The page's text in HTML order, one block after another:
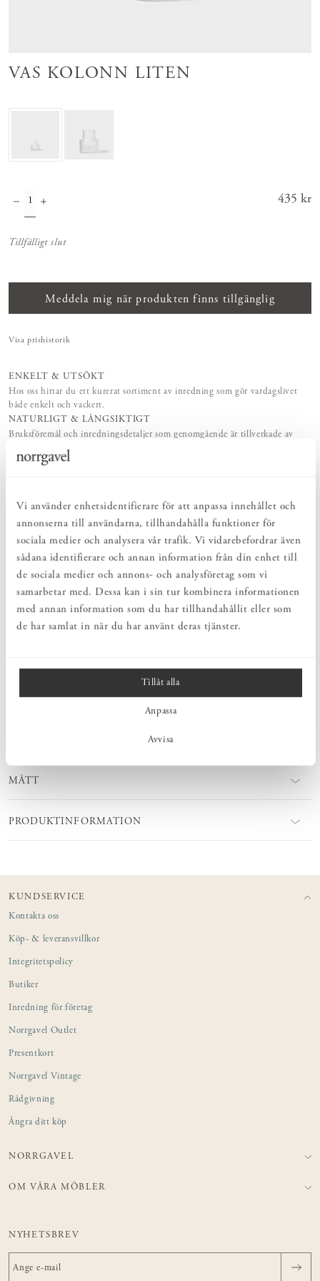
Vi använder enhetsidentifierare för att anpassa innehållet och
annonserna till användarna, tillhandahålla funktioner för
sociala medier och analysera vår trafik. Vi vidarebefordrar även
sådana identifierare och annan information från din enhet till
de sociala medier och annons- och analysföretag som vi
samarbetar med. Dessa kan i sin tur kombinera informationen
med annan information som du har tillhandahållit eller som
de har samlat in när du har använt deras tjänster.
Tillåt alla
Anpassa
Avvisa
VAS KOLONN LITEN
Pris :
435 kr
Tillfälligt slut
Meddela mig när produkten finns tillgänglig
Visa prishistorik
ENKELT & UTSÖKT
Hos oss hittar du ett kurerat sortiment av inredning som gör vardagslivet
både enkelt och vackert.
NATURLIGT & LÅNGSIKTIGT
Bruksföremål och inredningsdetaljer som genomgående är tillverkade av
hållbara naturmaterial.
Vas Kolonn liten ingår i Vas-serien Kolonn från Skrufs Glasbruk,
med Stockholms Nationalmuseums nyöppning oktober 2018.
Designen är enkel och tidlös för att passa de flesta hem. Vasen är
handblåst av Skrufs glasblåsare i Småland, vilket gör att varje vas är
unik. Kolonn-vasen finns i tre olika storlekar för att passa olika
Skruf Glasbruk är en svensk glasbrukstillverkare med en rik
välrenommerat för sin höga kvalitet och sitt gedigna
hantverkskunnande i glastillverkning. Genom att använda
traditionella tekniker skapar de unika och estetiskt tilltalande
glasprodukter. Varje glasobjekt är handblåst av erfarna glasblåsare,
MÅTT
PRODUKTINFORMATION
KUNDSERVICE
Kontakta oss
Köp- & leveransvillkor
Integritetspolicy
Butiker
Inredning för företag
Norrgavel Outlet
Presentkort
Norrgavel Vintage
Rådgivning
Ångra ditt köp
NORRGAVEL
OM VÅRA MÖBLER
NYHETSBREV